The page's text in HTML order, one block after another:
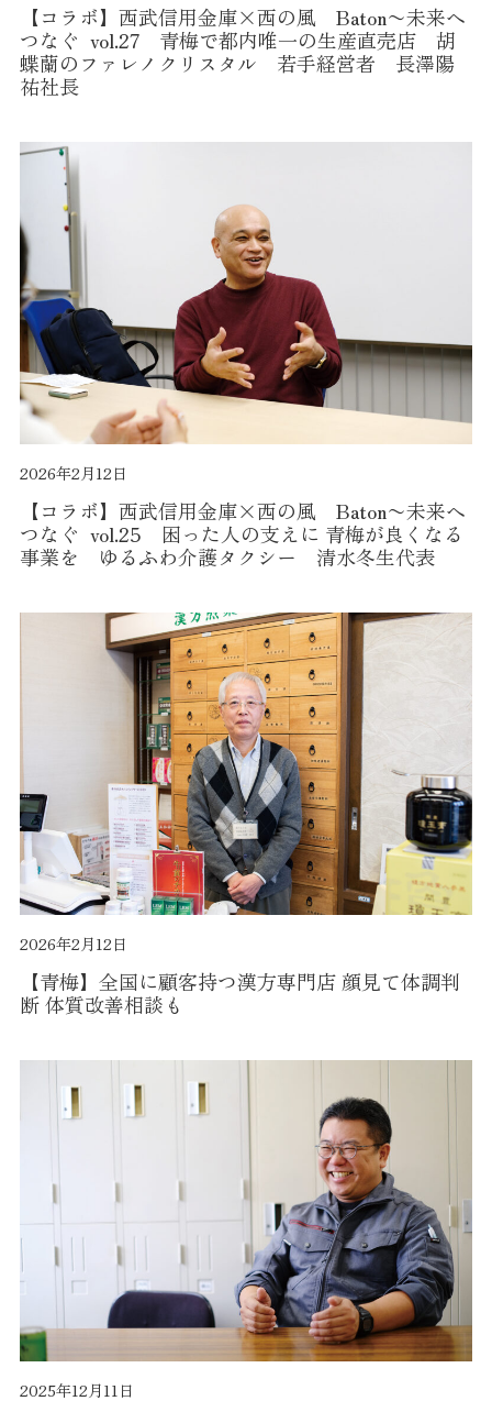
【コラボ】西武信用金庫×西の風 Baton〜未来へ
つなぐ vol.27 青梅で都内唯一の生産直売店 胡
蝶蘭のファレノクリスタル 若手経営者 長澤陽
祐社長
2026年2月12日
【コラボ】西武信用金庫×西の風 Baton〜未来へ
つなぐ vol.25 困った人の支えに 青梅が良くなる
事業を ゆるふわ介護タクシー 清水冬生代表
2026年2月12日
【青梅】全国に顧客持つ漢方専門店 顔見て体調判
断 体質改善相談も
2025年12月11日